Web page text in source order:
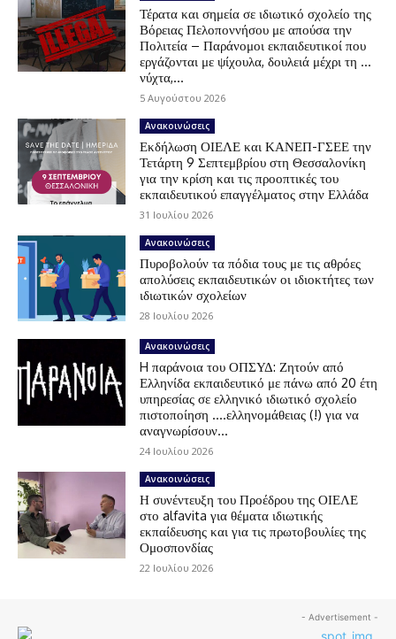
Τέρατα και σημεία σε ιδιωτικό σχολείο της
Βόρειας Πελοποννήσου με απούσα την
Πολιτεία – Παράνομοι εκπαιδευτικοί που
εργάζονται με ψίχουλα, δουλειά μέχρι τη …
νύχτα,...
5 Αυγούστου 2026
Ανακοινώσεις
Εκδήλωση ΟΙΕΛΕ και ΚΑΝΕΠ-ΓΣΕΕ την
Τετάρτη 9 Σεπτεμβρίου στη Θεσσαλονίκη
για την κρίση και τις προοπτικές του
εκπαιδευτικού επαγγέλματος στην Ελλάδα
31 Ιουλίου 2026
Ανακοινώσεις
Πυροβολούν τα πόδια τους με τις αθρόες
απολύσεις εκπαιδευτικών οι ιδιοκτήτες των
ιδιωτικών σχολείων
28 Ιουλίου 2026
Ανακοινώσεις
H παράνοια του ΟΠΣΥΔ: Ζητούν από
Ελληνίδα εκπαιδευτικό με πάνω από 20 έτη
υπηρεσίας σε ελληνικό ιδιωτικό σχολείο
πιστοποίηση ….ελληνομάθειας (!) για να
αναγνωρίσουν...
24 Ιουλίου 2026
Ανακοινώσεις
Η συνέντευξη του Προέδρου της ΟΙΕΛΕ
στο alfavita για θέματα ιδιωτικής
εκπαίδευσης και για τις πρωτοβουλίες της
Ομοσπονδίας
22 Ιουλίου 2026
- Advertisement -